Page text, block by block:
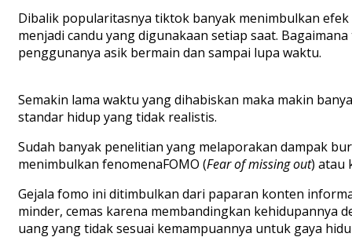
Dibalik popularitasnya tiktok banyak menimbulkan efek
menjadi candu yangdigunakaan setiap saat. Bagaimana
penggunanya asik bermain dan sampai lupa waktu.
Semakin lama waktu yang dihabiskan maka makin
standar hidup yangtidak realistis.
Sudah banyak penelitian yang melaporakan dampak
menimbulkan fenomenaFOMO (Fear of missing out) atau
Gejala fomo ini ditimbulkan dari paparan konten
minder, cemas karena membandingkan kehidupannya
uang yangtidaksesuai kemampuannya untuk gaya